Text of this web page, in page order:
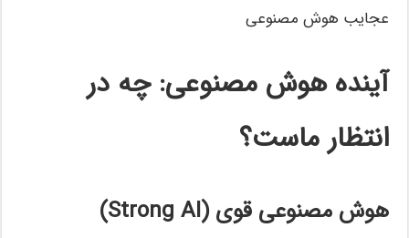
عجایب هوش مصنوعی
آینده هوش مصنوعی: چه در
انتظار ماست؟
هوش مصنوعی قوی (Strong AI)